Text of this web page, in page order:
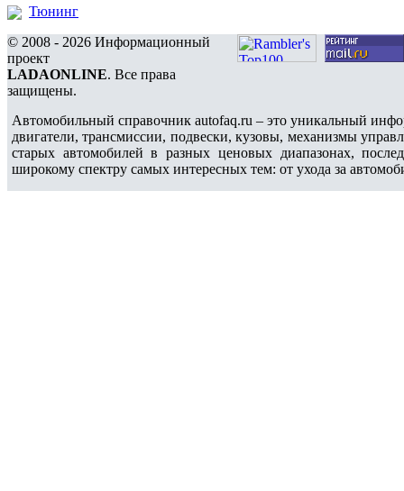
Тюнинг
© 2008 - 2026 Информационный
проект
LADAONLINE. Все права
защищены.
Автомобильный справочник autofaq.ru – это уникальный
двигатели, трансмиссии, подвески, кузовы, механизмы
старых автомобилей в разных ценовых диапазонах,
широкому спектру самых интересных тем: от ухода за